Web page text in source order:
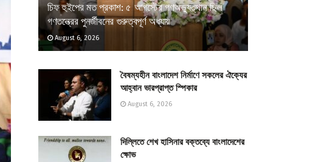
চিফ হুইপের মত প্রকাশ: ৫ আগস্টের গণঅভ্যুত্থান ছিল
গণতন্ত্রের পুনর্জীবনের গুরুত্বপূর্ণ অধ্যায়
August 6, 2026
বৈষম্যহীন বাংলাদেশ নির্মাণে সকলের ঐক্যের
আহ্বান ভারপ্রাপ্ত স্পিকার
August 6, 2026
দিল্লিতে শেখ হাসিনার বক্তব্যে বাংলাদেশের
ক্ষোভ